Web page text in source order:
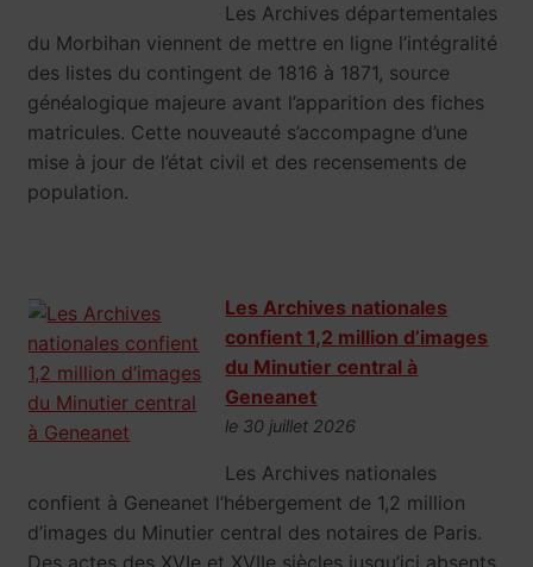
Les Archives départementales
du Morbihan viennent de mettre en ligne l’intégralité
des listes du contingent de 1816 à 1871, source
généalogique majeure avant l’apparition des fiches
matricules. Cette nouveauté s’accompagne d’une
mise à jour de l’état civil et des recensements de
population.
Les Archives nationales
confient 1,2 million d’images
du Minutier central à
Geneanet
le 30 juillet 2026
Les Archives nationales
confient à Geneanet l’hébergement de 1,2 million
d’images du Minutier central des notaires de Paris.